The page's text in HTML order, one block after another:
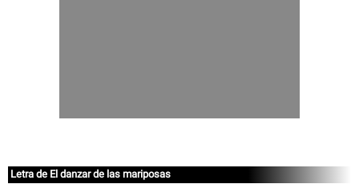
Letra de El danzar de las mariposas